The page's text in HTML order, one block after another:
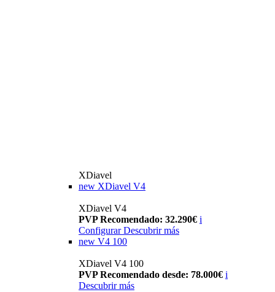
XDiavel
new XDiavel V4
XDiavel V4
PVP Recomendado: 32.290€ i
Configurar Descubrir más
new V4 100
XDiavel V4 100
PVP Recomendado desde: 78.000€ i
Descubrir más